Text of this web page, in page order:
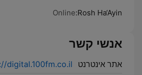
Rosh Ha‘Ayin:
Online
אנשי קשר
אתר אינטרנט
digital.100fm.co.il